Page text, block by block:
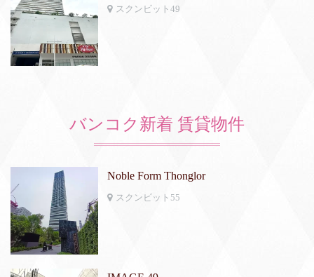
スクンビット49
バンコク新着 賃貸物件
Noble Form Thonglor
スクンビット55